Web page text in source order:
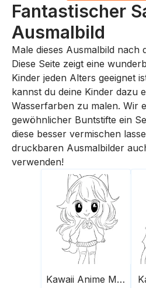
Fantastischer
Ausmalbild
Male dieses Ausmalbild nach
Diese Seite zeigt eine
Kinder jeden Alters geeignet
kannst du deine Kinder dazu
Wasserfarben zu malen. Wir
gewöhnlicher Buntstifte ein
diese besser vermischen
druckbaren Ausmalbilder
verwenden!
Kawaii Anime Mädchen